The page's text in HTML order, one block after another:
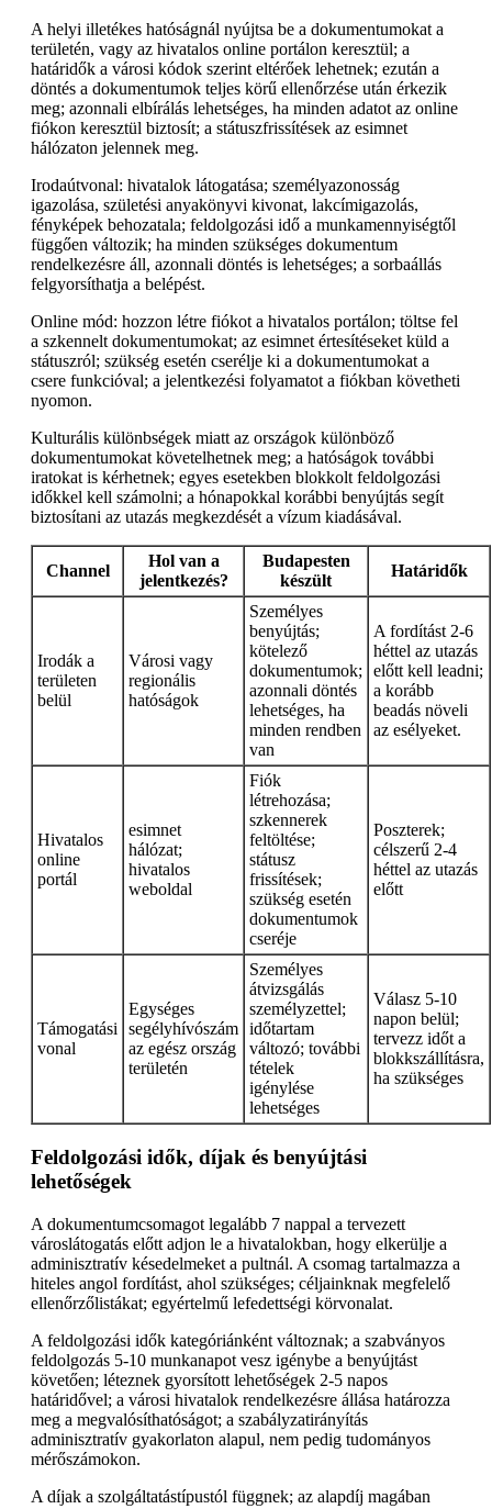
A helyi illetékes hatóságnál nyújtsa be a dokumentumokat a
területén, vagy az hivatalos online portálon keresztül; a
határidők a városi kódok szerint eltérőek lehetnek; ezután a
döntés a dokumentumok teljes körű ellenőrzése után érkezik
meg; azonnali elbírálás lehetséges, ha minden adatot az online
fiókon keresztül biztosít; a státuszfrissítések az esimnet
hálózaton jelennek meg.
Irodaútvonal: hivatalok látogatása; személyazonosság
igazolása, születési anyakönyvi kivonat, lakcímigazolás,
fényképek behozatala; feldolgozási idő a munkamennyiségtől
függően változik; ha minden szükséges dokumentum
rendelkezésre áll, azonnali döntés is lehetséges; a sorbaállás
felgyorsíthatja a belépést.
Online mód: hozzon létre fiókot a hivatalos portálon; töltse fel
a szkennelt dokumentumokat; az esimnet értesítéseket küld a
státuszról; szükség esetén cserélje ki a dokumentumokat a
csere funkcióval; a jelentkezési folyamatot a fiókban követheti
nyomon.
Kulturális különbségek miatt az országok különböző
dokumentumokat követelhetnek meg; a hatóságok további
iratokat is kérhetnek; egyes esetekben blokkolt feldolgozási
időkkel kell számolni; a hónapokkal korábbi benyújtás segít
biztosítani az utazás megkezdését a vízum kiadásával.
Channel
Hol van a
jelentkezés?
Budapesten
készült
Határidők
Irodák a
területen
belül
Városi vagy
regionális
hatóságok
Személyes
benyújtás;
kötelező
dokumentumok;
azonnali döntés
lehetséges, ha
minden rendben
van
A fordítást 2-6
héttel az utazás
előtt kell leadni;
a korább
beadás növeli
az esélyeket.
Hivatalos
online
portál
esimnet
hálózat;
hivatalos
weboldal
Fiók
létrehozása;
szkennerek
feltöltése;
státusz
frissítések;
szükség esetén
dokumentumok
cseréje
Poszterek;
célszerű 2-4
héttel az utazás
előtt
Támogatási
vonal
Egységes
segélyhívószám
az egész ország
területén
Személyes
átvizsgálás
személyzettel;
időtartam
változó; további
tételek
igénylése
lehetséges
Válasz 5-10
napon belül;
tervezz időt a
blokkszállításra,
ha szükséges
Feldolgozási idők, díjak és benyújtási
lehetőségek
A dokumentumcsomagot legalább 7 nappal a tervezett
városlátogatás előtt adjon le a hivatalokban, hogy elkerülje a
adminisztratív késedelmeket a pultnál. A csomag tartalmazza a
hiteles angol fordítást, ahol szükséges; céljainknak megfelelő
ellenőrzőlistákat; egyértelmű lefedettségi körvonalat.
A feldolgozási idők kategóriánként változnak; a szabványos
feldolgozás 5-10 munkanapot vesz igénybe a benyújtást
követően; léteznek gyorsított lehetőségek 2-5 napos
határidővel; a városi hivatalok rendelkezésre állása határozza
meg a megvalósíthatóságot; a szabályzatirányítás
adminisztratív gyakorlaton alapul, nem pedig tudományos
mérőszámokon.
A díjak a szolgáltatástípustól függnek; az alapdíj magában